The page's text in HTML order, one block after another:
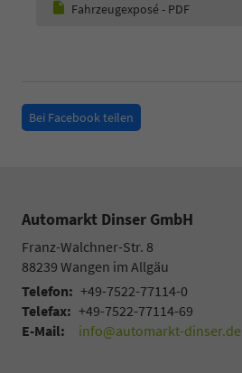
Fahrzeugexposé - PDF
Bei Facebook teilen
Automarkt Dinser GmbH
Franz-Walchner-Str. 8
88239 Wangen im Allgäu
Telefon: +49-7522-77114-0
Telefax: +49-7522-77114-69
E-Mail:
info@automarkt-dinser.de